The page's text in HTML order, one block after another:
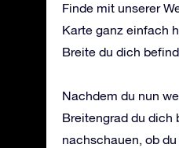
Finde mit unserer
Karte ganz einfach
Breite du dich
Nachdem du nun
Breitengrad du dich
nachschauen, ob